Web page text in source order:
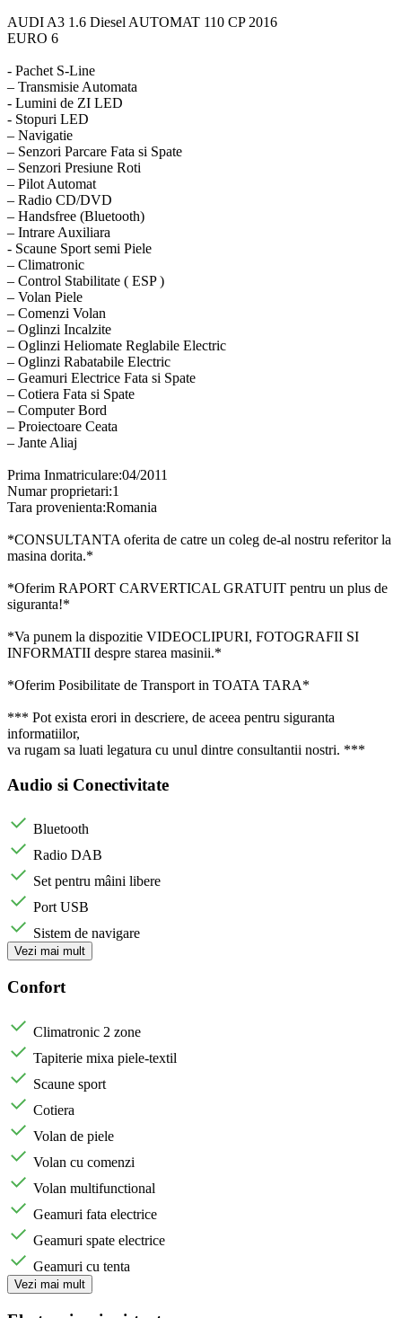
AUDI A3 1.6 Diesel AUTOMAT 110 CP 2016
EURO 6
- Pachet S-Line
– Transmisie Automata
- Lumini de ZI LED
- Stopuri LED
– Navigatie
– Senzori Parcare Fata si Spate
– Senzori Presiune Roti
– Pilot Automat
– Radio CD/DVD
– Handsfree (Bluetooth)
– Intrare Auxiliara
- Scaune Sport semi Piele
– Climatronic
– Control Stabilitate ( ESP )
– Volan Piele
– Comenzi Volan
– Oglinzi Incalzite
– Oglinzi Heliomate Reglabile Electric
– Oglinzi Rabatabile Electric
– Geamuri Electrice Fata si Spate
– Cotiera Fata si Spate
– Computer Bord
– Proiectoare Ceata
– Jante Aliaj
Prima Inmatriculare:04/2011
Numar proprietari:1
Tara provenienta:Romania
*CONSULTANTA oferita de catre un coleg de-al nostru referitor la
masina dorita.*
*Oferim RAPORT CARVERTICAL GRATUIT pentru un plus de
siguranta!*
*Va punem la dispozitie VIDEOCLIPURI, FOTOGRAFII SI
INFORMATII despre starea masinii.*
*Oferim Posibilitate de Transport in TOATA TARA*
*** Pot exista erori in descriere, de aceea pentru siguranta
informatiilor,
va rugam sa luati legatura cu unul dintre consultantii nostri. ***
Audio si Conectivitate
Bluetooth
Radio DAB
Set pentru mâini libere
Port USB
Sistem de navigare
Vezi mai mult
Confort
Climatronic 2 zone
Tapiterie mixa piele-textil
Scaune sport
Cotiera
Volan de piele
Volan cu comenzi
Volan multifunctional
Geamuri fata electrice
Geamuri spate electrice
Geamuri cu tenta
Vezi mai mult